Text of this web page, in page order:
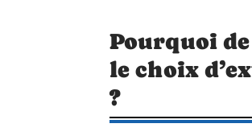
Pourquoi
le choix
?